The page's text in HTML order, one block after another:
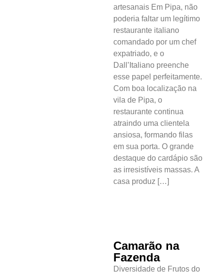
artesanais Em Pipa, não
poderia faltar um legítimo
restaurante italiano
comandado por um chef
expatriado, e o
Dall’Italiano preenche
esse papel perfeitamente.
Com boa localização na
vila de Pipa, o
restaurante continua
atraindo uma clientela
ansiosa, formando filas
em sua porta. O grande
destaque do cardápio são
as irresistíveis massas. A
casa produz […]
Camarão na
Fazenda
Diversidade de Frutos do